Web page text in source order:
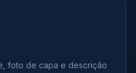
foto de capa e descrição